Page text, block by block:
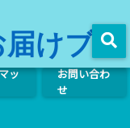
届けブ
ッ
お問い合わ
せ